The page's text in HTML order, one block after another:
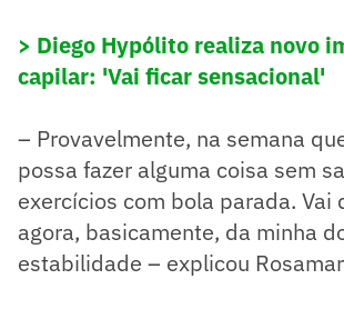
> Diego Hypólito realiza novo
capilar: 'Vai ficar sensacional'
– Provavelmente, na semana
possa fazer alguma coisa sem
exercícios com bola parada. Vai
agora, basicamente, da minha
estabilidade – explicou